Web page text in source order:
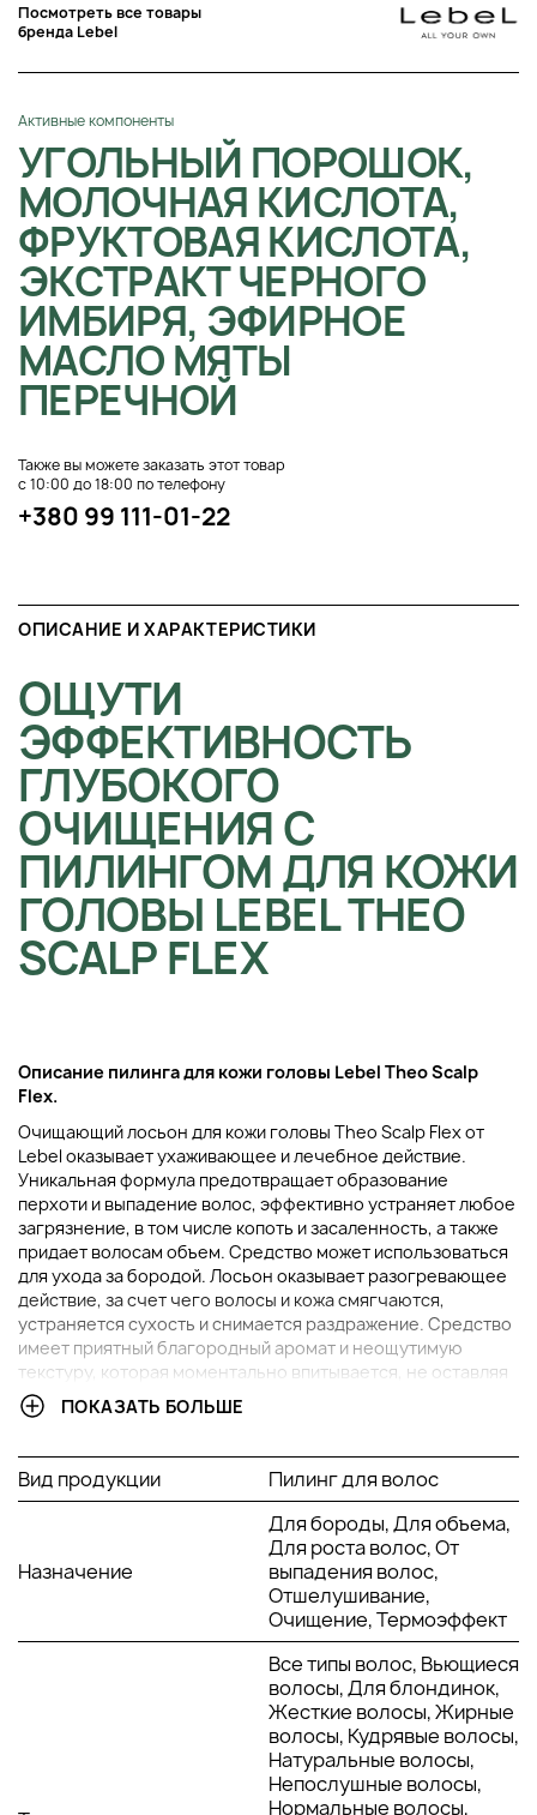
Посмотреть все товары
бренда Lebel
Активные компоненты
УГОЛЬНЫЙ ПОРОШОК,
МОЛОЧНАЯ КИСЛОТА,
ФРУКТОВАЯ КИСЛОТА,
ЭКСТРАКТ ЧЕРНОГО
ИМБИРЯ, ЭФИРНОЕ
МАСЛО МЯТЫ
ПЕРЕЧНОЙ
Также вы можете заказать этот товар
с 10:00 до 18:00 по телефону
+380 99 111-01-22
ОПИСАНИЕ И ХАРАКТЕРИСТИКИ
ОЩУТИ
ЭФФЕКТИВНОСТЬ
ГЛУБОКОГО
ОЧИЩЕНИЯ С
ПИЛИНГОМ ДЛЯ КОЖИ
ГОЛОВЫ LEBEL THEO
SCALP FLEX
Описание пилинга для кожи головы Lebel Theo Scalp
Flex.
Очищающий лосьон для кожи головы Theo Scalp Flex от
Lebel оказывает ухаживающее и лечебное действие.
Уникальная формула предотвращает образование
перхоти и выпадение волос, эффективно устраняет любое
загрязнение, в том числе копоть и засаленность, а также
придает волосам объем. Средство может использоваться
для ухода за бородой. Лосьон оказывает разогревающее
действие, за счет чего волосы и кожа смягчаются,
устраняется сухость и снимается раздражение. Средство
имеет приятный благородный аромат и неощутимую
текстуру, которая моментально впитывается, не оставляя
неприятных следов. Устраняются такие симптомы, как
поредение волос и замедление их роста.
В чем преимуществапилинга для кожи головыLebel
Theo Scalp Flex?
Эффективно очищает кожу головы
Придает волосам объем, приподнимая их от корней
Предотвращает выпадение и поредение волос
Обладает разогревающим эффектом
Подходит для ухода за бородой
Имеет благородный парфюмерный аромат
Молочная кислота - действует достаточно мягко, так
как обладает большой молекулой и не проникает
глубоко. В повседневном уходе она увлажняет и
разглаживает волосы, делает их более послушными.
ПОКАЗАТЬ БОЛЬШЕ
Вид продукции Пилинг для волос
Назначение
Для бороды, Для объема,
Для роста волос, От
выпадения волос,
Отшелушивание,
Очищение, Термоэффект
Все типы волос, Вьющиеся
волосы, Для блондинок,
Жесткие волосы, Жирные
волосы, Кудрявые волосы,
Натуральные волосы,
Непослушные волосы,
Нормальные волосы,